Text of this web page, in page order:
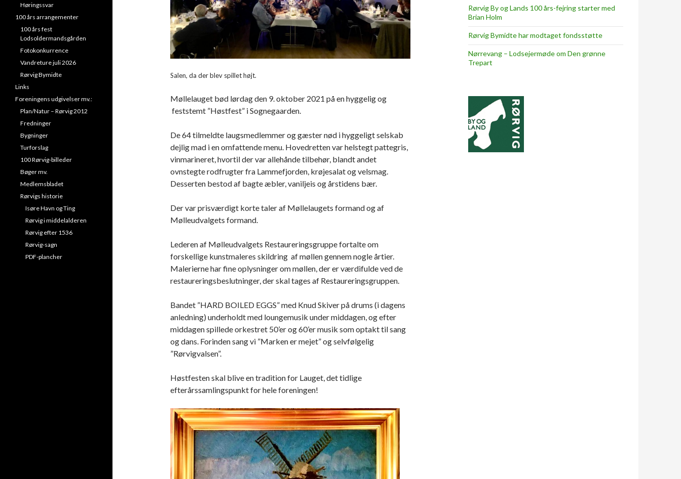
Salen, da der blev spillet højt.
Møllelauget bød lørdag den 9. oktober 2021 på en hyggelig og
feststemt ”Høstfest” i Sognegaarden.
De 64 tilmeldte laugsmedlemmer og gæster nød i hyggeligt selskab
dejlig mad i en omfattende menu. Hovedretten var helstegt pattegris,
vinmarineret, hvortil der var allehånde tilbehør, blandt andet
ovnstegte rodfrugter fra Lammefjorden, krøjesalat og velsmag.
Desserten bestod af bagte æbler, vaniljeis og årstidens bær.
Der var prisværdigt korte taler af Møllelaugets formand og af
Mølleudvalgets formand.
Lederen af Mølleudvalgets Restaureringsgruppe fortalte om
forskellige kunstmaleres skildring af møllen gennem nogle årtier.
Malerierne har fine oplysninger om møllen, der er værdifulde ved de
restaureringsbeslutninger, der skal tages af Restaureringsgruppen.
Bandet ”HARD BOILED EGGS” med Knud Skiver på drums (i dagens
anledning) underholdt med loungemusik under middagen, og efter
middagen spillede orkestret 50’er og 60’er musik som optakt til sang
og dans. Forinden sang vi ”Marken er mejet” og selvfølgelig
”Rørvigvalsen”.
Høstfesten skal blive en tradition for Lauget, det tidlige
efterårssamlingspunkt for hele foreningen!
Rørvig By og Lands 100 års-fejring starter med
Brian Holm
Rørvig Bymidte har modtaget fondsstøtte
Nørrevang – Lodsejermøde om Den grønne
Trepart
Høringssvar
100 års arrangementer
100 års fest
Lodsoldermandsgården
Fotokonkurrence
Vandreture juli 2026
Rørvig Bymidte
Links
Foreningens udgivelser mv.:
Plan/Natur – Rørvig 2012
Fredninger
Bygninger
Turforslag
100 Rørvig-billeder
Bøger mv.
Medlemsbladet
Rørvigs historie
Isøre Havn og Ting
Rørvig i middelalderen
Rørvig efter 1536
Rørvig-sagn
PDF-plancher